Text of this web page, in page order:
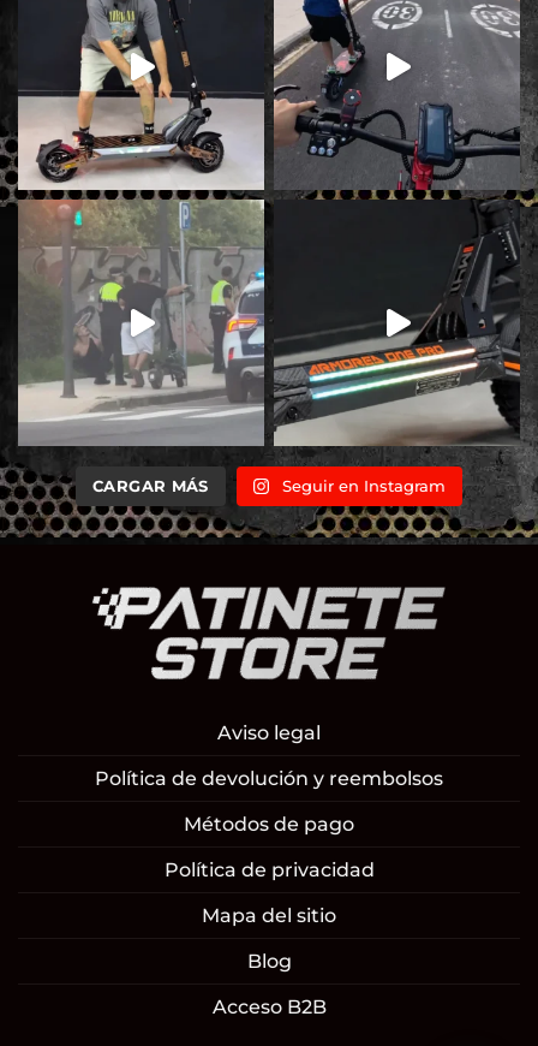
CARGAR MÁS Seguir en Instagram
Aviso legal
Política de devolución y reembolsos
Métodos de pago
Política de privacidad
Mapa del sitio
Blog
Acceso B2B